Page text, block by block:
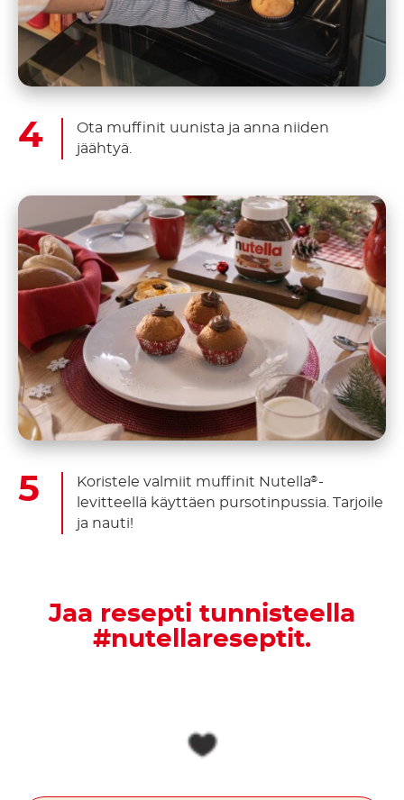
Ota muffinit uunista ja anna niiden
jäähtyä.
Koristele valmiit muffinit Nutella® -
levitteellä käyttäen pursotinpussia. Tarjoile
ja nauti!
Jaa resepti tunnisteella
#nutellareseptit.